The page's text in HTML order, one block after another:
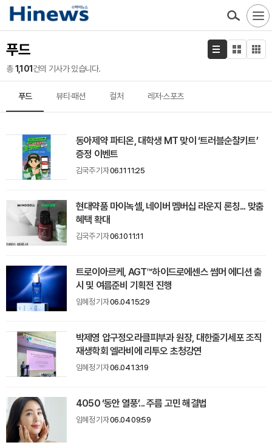
푸드
총1,101 건의 기사가 있습니다.
푸드 뷰티·패션 컬처 레저·스포츠
동아제약 파티온, 대학생 MT 맞이 ‘트러블순찰키트’
증정 이벤트
김국주 기자06.11 11:25
현대약품 마이녹셀, 네이버 멤버십 라운지 론칭... 맞춤
혜택 확대
김국주 기자06.10 11:11
트로이아르케, AGT™하이드로에센스 썸머 에디션 출
시 및 여름준비 기획전 진행
임혜정 기자06.04 15:29
박제영 압구정오라클피부과 원장, 대한줄기세포 조직
재생학회 엘라비에 리투오 초청강연
임혜정 기자06.04 13:19
4050 ‘동안 열풍’... 주름 고민 해결법
임혜정 기자06.04 09:59